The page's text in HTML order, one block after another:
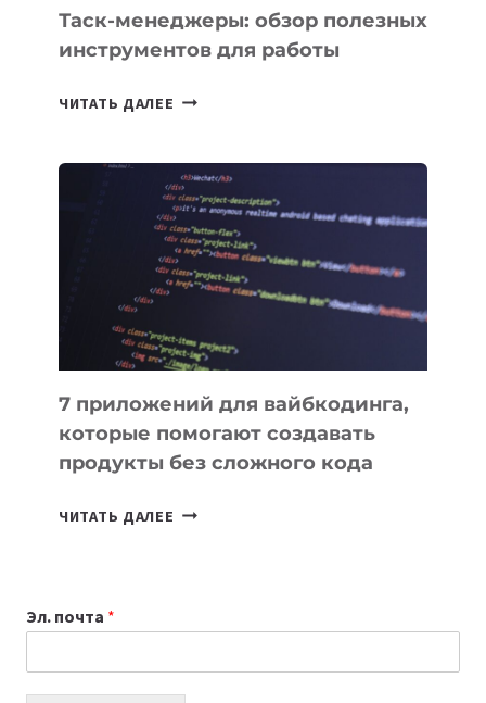
Таск-менеджеры: обзор полезных
инструментов для работы
ЧИТАТЬ ДАЛЕЕ ТАСК-
ПОЛЕЗНЫХ
ИНСТРУМЕНТОВ
ДЛЯ
РАБОТЫ
7 приложений для вайбкодинга,
которые помогают создавать
продукты без сложного кода
ЧИТАТЬ ДАЛЕЕ 7
СОЗДАВАТЬ
Эл. почта *